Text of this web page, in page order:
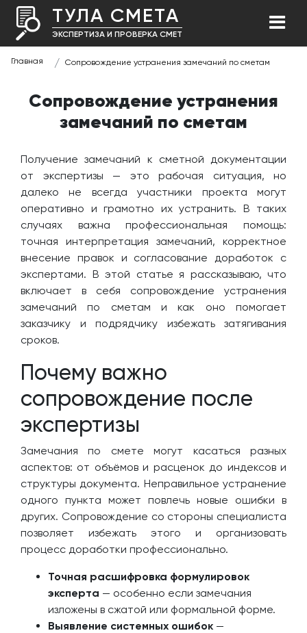
ТУЛА СМЕТА
ЭКСПЕРТИЗА И ПРОВЕРКА СМЕТ
Главная Сопровождение устранения замечаний по сметам
Сопровождение устранения
замечаний по сметам
Получение замечаний к сметной документации
от экспертизы — это рабочая ситуация, но
далеко не всегда участники проекта могут
оперативно и грамотно их устранить. В таких
случаях важна профессиональная помощь:
точная интерпретация замечаний, корректное
внесение правок и согласование доработок с
экспертами. В этой статье я рассказываю, что
включает в себя сопровождение устранения
замечаний по сметам и как оно помогает
заказчику и подрядчику избежать затягивания
сроков.
Почему важно
сопровождение после
экспертизы
Замечания по смете могут касаться разных
аспектов: от объёмов и расценок до индексов и
структуры документа. Неправильное устранение
одного пункта может повлечь новые ошибки в
других. Сопровождение со стороны специалиста
позволяет избежать этого и организовать
процесс доработки профессионально.
Точная расшифровка формулировок
эксперта — особенно если замечания
изложены в сжатой или формальной форме.
Выявление системных ошибок —